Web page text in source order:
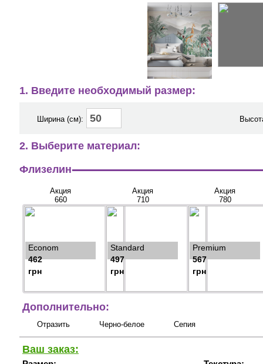
1. Введите необходимый размер:
Ширина (см):
2. Выберите материал:
Флизелин
Акция
660
Econom
462
грн
Акция
710
Standard
497
грн
Акция
780
Premium
567
грн
Дополнительно:
Отразить Черно-белое Сепия
Ваш заказ: